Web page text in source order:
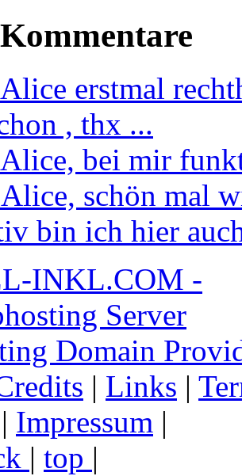
erstmal
, thx ...
bei mir
schön mal
bin ich hier
| Links |
| Impressum
| top |